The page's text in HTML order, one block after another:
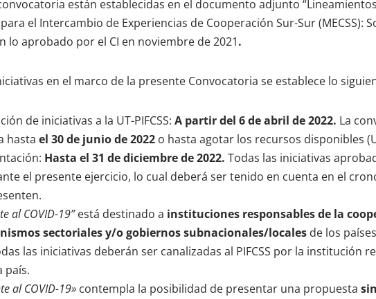
están establecidas en el documento adjunto
el Intercambio de Experiencias de Cooperación Sur-Sur (MECSS):
lo aprobado por el CI en noviembre de 2021.
en el marco de la presente Convocatoria se establece lo
de iniciativas a la UT-PIFCSS: A partir del 6 de abril de 2022. La
hasta el 30 de junio de 2022 o hasta agotar los recursos disponibles
Hasta el 31 de diciembre de 2022. Todas las iniciativas
el presente ejercicio, lo cual deberá ser tenido en cuenta en el
al COVID-19”está destinado a instituciones responsables de la
sectoriales y/o gobiernos subnacionales/locales de los países
las iniciativas deberán ser canalizadas al PIFCSS por la institución
país.
al COVID-19» contempla la posibilidad de presentar una propuesta